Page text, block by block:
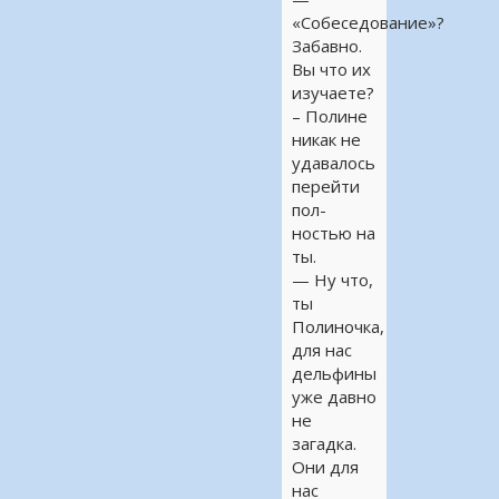
«Собеседование»?
Забавно.
Вы что их
изучаете?
– Полине
никак не
удавалось
перейти
пол-
ностью на
ты.
— Ну что,
ты
Полиночка,
для нас
дельфины
уже давно
не
загадка.
Они для
нас